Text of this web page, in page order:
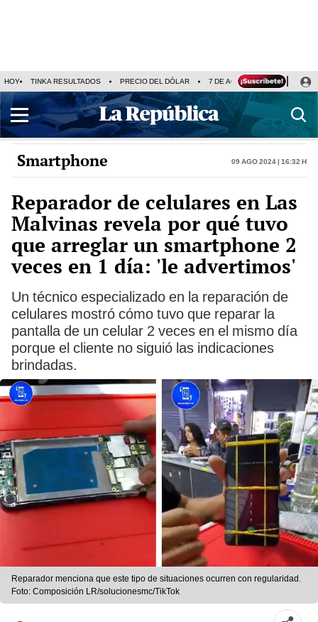
HOY TINKA RESULTADOS PRECIO DEL DÓLAR 7 DE AGOSTO OLLANTA
Smartphone 09 Ago 2024 | 16:32 h
Reparador de celulares en Las
Malvinas revela por qué tuvo
que arreglar un smartphone 2
veces en 1 día: 'le advertimos'
Un técnico especializado en la reparación de
celulares mostró cómo tuvo que reparar la
pantalla de un celular 2 veces en el mismo día
porque el cliente no siguió las indicaciones
brindadas.
Reparador menciona que este tipo de situaciones ocurren con regularidad.
Foto: Composición LR/solucionesmc/TikTok